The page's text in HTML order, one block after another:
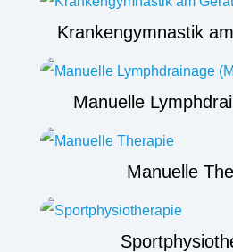
Krankengymnastik
Manuelle
Manuelle